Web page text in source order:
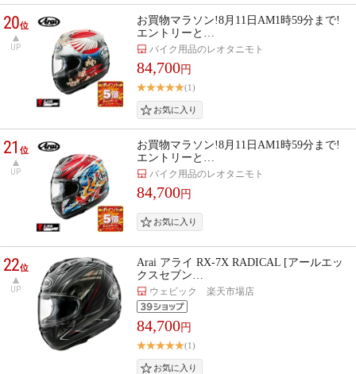
20位
UP
お買物マラソン!8月11日AM1時59分まで!
エントリーと…
バイク用品のレオタニモト
84,700円
(1)
21位
UP
お買物マラソン!8月11日AM1時59分まで!
エントリーと…
バイク用品のレオタニモト
84,700円
22位
UP
Arai アライ RX-7X RADICAL [アールエッ
クスセブン…
ウェビック 楽天市場店
84,700円
(1)